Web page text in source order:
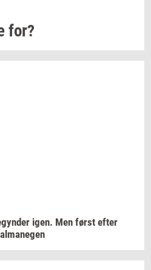
for?
igen. Men først efter